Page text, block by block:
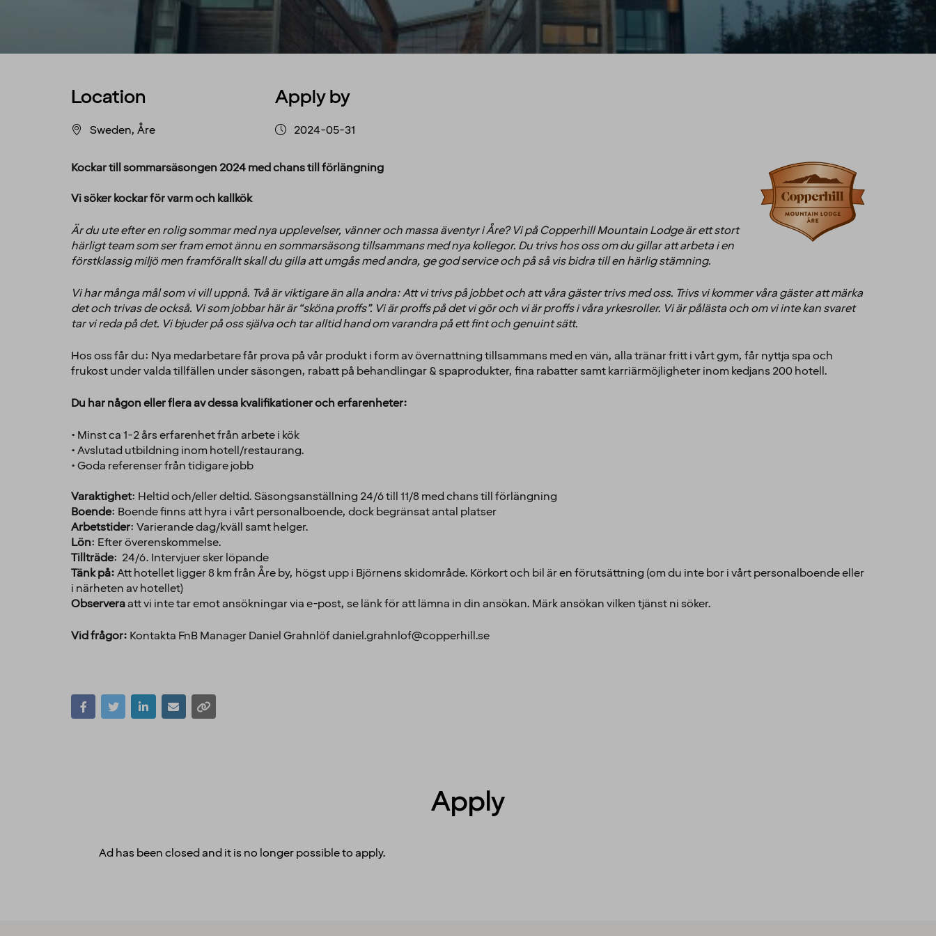
Location
Sweden, Åre
Apply by
2024-05-31
Kockar till sommarsäsongen 2024 med chans till förlängning
Vi söker kockar för varm och kallkök
Är du ute efter en rolig sommar med nya upplevelser, vänner och massa äventyr i Åre? Vi på Copperhill Mountain Lodge är ett stort
härligt team som ser fram emot ännu en sommarsäsong tillsammans med nya kollegor. Du trivs hos oss om du gillar att arbeta i en
förstklassig miljö men framförallt skall du gilla att umgås med andra, ge god service och på så vis bidra till en härlig stämning.
Vi har många mål som vi vill uppnå. Två är viktigare än alla andra: Att vi trivs på jobbet och att våra gäster trivs med oss. Trivs vi kommer våra gäster att märka
det och trivas de också. Vi som jobbar här är “sköna proffs”. Vi är proffs på det vi gör och vi är proffs i våra yrkesroller. Vi är pålästa och om vi inte kan svaret
tar vi reda på det. Vi bjuder på oss själva och tar alltid hand om varandra på ett fint och genuint sätt.
Hos oss får du: Nya medarbetare får prova på vår produkt i form av övernattning tillsammans med en vän, alla tränar fritt i vårt gym, får nyttja spa och
frukost under valda tillfällen under säsongen, rabatt på behandlingar & spaprodukter, fina rabatter samt karriärmöjligheter inom kedjans 200 hotell.
Du har någon eller flera av dessa kvalifikationer och erfarenheter:
• Minst ca 1-2 års erfarenhet från arbete i kök
• Avslutad utbildning inom hotell/restaurang.
• Goda referenser från tidigare jobb
Varaktighet: Heltid och/eller deltid. Säsongsanställning 24/6 till 11/8 med chans till förlängning
Boende: Boende finns att hyra i vårt personalboende, dock begränsat antal platser
Arbetstider: Varierande dag/kväll samt helger.
Lön: Efter överenskommelse.
Tillträde: 24/6. Intervjuer sker löpande
Tänk på:Att hotellet ligger 8 km från Åre by, högst upp i Björnens skidområde. Körkort och bil är en förutsättning (om du inte bor i vårt personalboende eller
i närheten av hotellet)
Observeraatt vi inte tar emot ansökningar via e-post, se länk för att lämna in din ansökan. Märk ansökan vilken tjänst ni söker.
Vid frågor: Kontakta FnB Manager Daniel Grahnlöf daniel.grahnlof@copperhill.se
Apply
Ad has been closed and it is no longer possible to apply.